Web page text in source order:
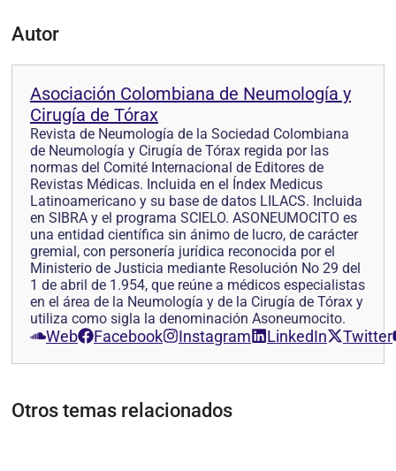
Autor
Asociación Colombiana de Neumología y
Cirugía de Tórax
Revista de Neumología de la Sociedad Colombiana
de Neumología y Cirugía de Tórax regida por las
normas del Comité Internacional de Editores de
Revistas Médicas. Incluida en el Índex Medicus
Latinoamericano y su base de datos LILACS. Incluida
en SIBRA y el programa SCIELO. ASONEUMOCITO es
una entidad científica sin ánimo de lucro, de carácter
gremial, con personería jurídica reconocida por el
Ministerio de Justicia mediante Resolución No 29 del
1 de abril de 1.954, que reúne a médicos especialistas
en el área de la Neumología y de la Cirugía de Tórax y
utiliza como sigla la denominación Asoneumocito.
Web Facebook Instagram LinkedIn Twitter
Otros temas relacionados